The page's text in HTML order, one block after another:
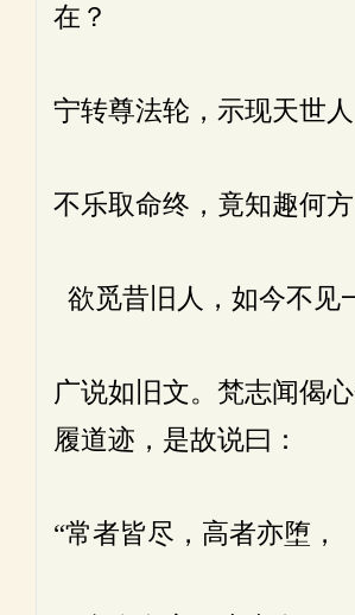
在？
宁转尊法轮，示现天世人
不乐取命终，竟知趣何方
欲觅昔旧人，如今不见
广说如旧文。梵志闻偈
履道迹，是故说曰：
“常者皆尽，高者亦堕，